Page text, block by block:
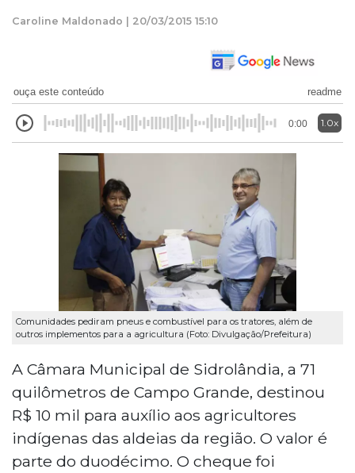
Caroline Maldonado | 20/03/2015 15:10
ouça este conteúdo readme
0:00 1.0x
Comunidades pediram pneus e combustível para os tratores, além de
outros implementos para a agricultura (Foto: Divulgação/Prefeitura)
A Câmara Municipal de Sidrolândia, a 71
quilômetros de Campo Grande, destinou
R$ 10 mil para auxílio aos agricultores
indígenas das aldeias da região. O valor é
parte do duodécimo. O cheque foi